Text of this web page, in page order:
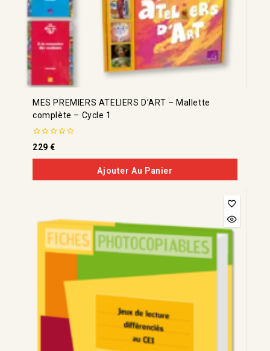
MES PREMIERS ATELIERS D’ART – Mallette
complète – Cycle 1
0
de
5
229€
Ajouter Au Panier